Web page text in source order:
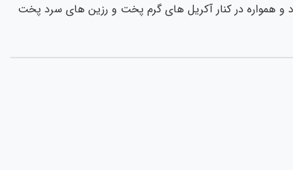
و همواره در کنار آکریل های گرم پخت و رزین های سرد پخت